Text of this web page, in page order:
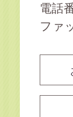
電話
ファ